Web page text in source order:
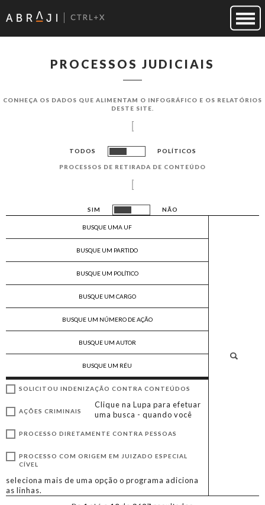
PROCESSOS JUDICIAIS
CONHEÇA OS DADOS QUE ALIMENTAM O INFOGRÁF​ICO E OS RELATÓRIOS
DESTE SITE.
TODOS POLÍTICOS
PROCESSOS DE RETIRADA DE CONTEÚDO
SIM NÃO
SOLICITOU INDENIZAÇÃO CONTRA CONTEÚDOS
AÇÕES CRIMINAIS
PROCESSO DIRETAMENTE CONTRA PESSOAS
PROCESSO COM ORIGEM EM JUIZADO ESPECIAL
CÍVEL
Clique na Lupa para efetuar
uma busca - quando você
seleciona mais de uma opção o programa adiciona
as linhas.